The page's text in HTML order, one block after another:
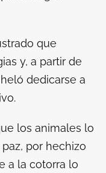
que
y, a partir de
dedicarse a
los animales lo
por hechizo
a la cotorra lo